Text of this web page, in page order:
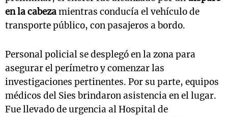
en la cabezamientras conducía el vehículo de
transporte público, con pasajeros a bordo.
Personal policial se desplegó en la zona para
asegurar el perímetro y comenzar las
investigaciones pertinentes. Por su parte, equipos
médicos del Sies brindaron asistencia en el lugar.
Fue llevado de urgencia al Hospital de